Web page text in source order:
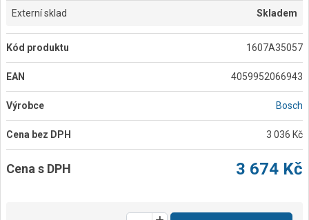
Externí sklad Skladem
Kód produktu 1607A35057
EAN 4059952066943
Výrobce Bosch
Cena bez DPH 3 036 Kč
Cena s DPH 3 674 Kč